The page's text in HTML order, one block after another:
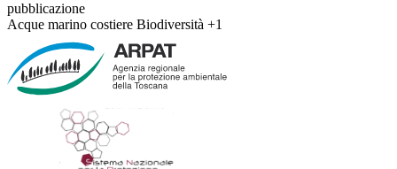
pubblicazione
Acque marino costiere Biodiversità +1